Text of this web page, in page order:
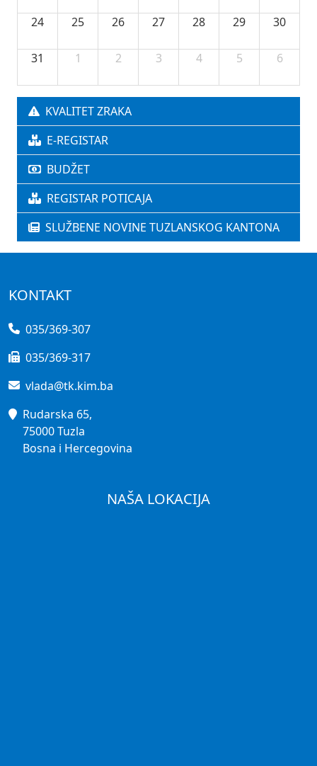
24 25 26 27 28 29 30
31 1 2 3 4 5 6
KVALITET ZRAKA
E-REGISTAR
BUDŽET
REGISTAR POTICAJA
SLUŽBENE NOVINE TUZLANSKOG KANTONA
KONTAKT
035/369-307
035/369-317
vlada@tk.kim.ba
Rudarska 65,
75000 Tuzla
Bosna i Hercegovina
NAŠA LOKACIJA